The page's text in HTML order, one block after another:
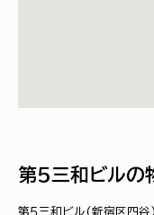
第５三和ビルの
第５三和ビル(新宿区四